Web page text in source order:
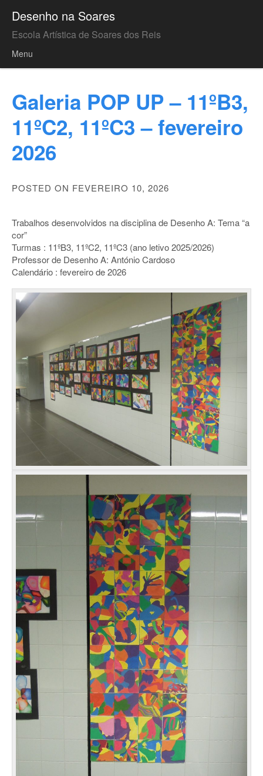
Desenho na Soares
Escola Artística de Soares dos Reis
Menu
Galeria POP UP – 11ºB3,
11ºC2, 11ºC3 – fevereiro
2026
POSTED ON FEVEREIRO 10, 2026
Trabalhos desenvolvidos na disciplina de Desenho A: Tema “a
cor”
Turmas : 11ºB3, 11ºC2, 11ºC3 (ano letivo 2025/2026)
Professor de Desenho A: António Cardoso
Calendário : fevereiro de 2026